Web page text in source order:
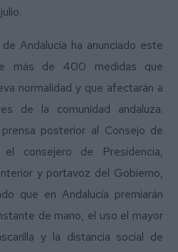
Andalucía ha anunciado este
más de 400 medidas que
normalidad y que afectarán a
de la comunidad andaluza.
posterior al Consejo de
el consejero de Presidencia,
y portavoz del Gobierno,
que en Andalucía premiarán
de mano, el uso el mayor
y la distancia social de